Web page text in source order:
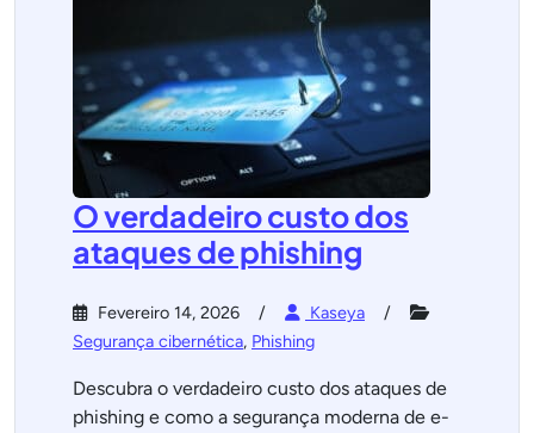
O verdadeiro custo dos
ataques de phishing
Fevereiro 14, 2026
Kaseya
Segurança cibernética, Phishing
Descubra o verdadeiro custo dos ataques de
phishing e como a segurança moderna de e-